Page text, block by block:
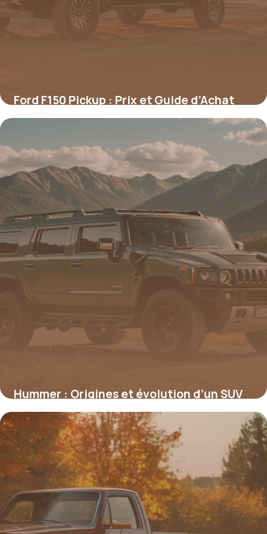
Ford F150 Pickup : Prix et Guide d’Achat
2026
Hummer : Origines et évolution d’un SUV
tout-terrain emblématique
27 août 2025